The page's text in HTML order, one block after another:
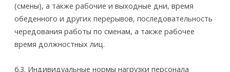
(смены), а также рабочие и выходные дни, время
обеденного и других перерывов, последовательность
чередования работы по сменам, а также рабочее
время должностных лиц.
6.3. Индивидуальные нормы нагрузки персонала